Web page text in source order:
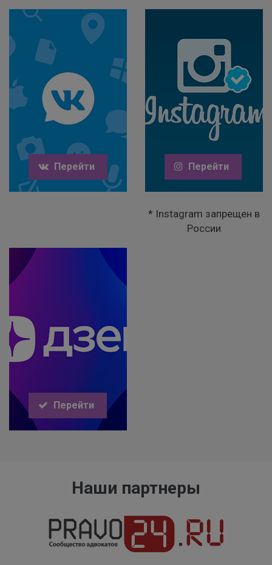
Перейти Перейти
* Instagram запрещен в
России
Перейти
Наши партнеры